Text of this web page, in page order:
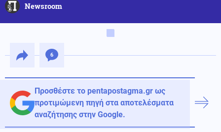
Newsroom
6
Προσθέστε το pentapostagma.gr ως
προτιμώμενη πηγή στα αποτελέσματα
αναζήτησης στην Google.